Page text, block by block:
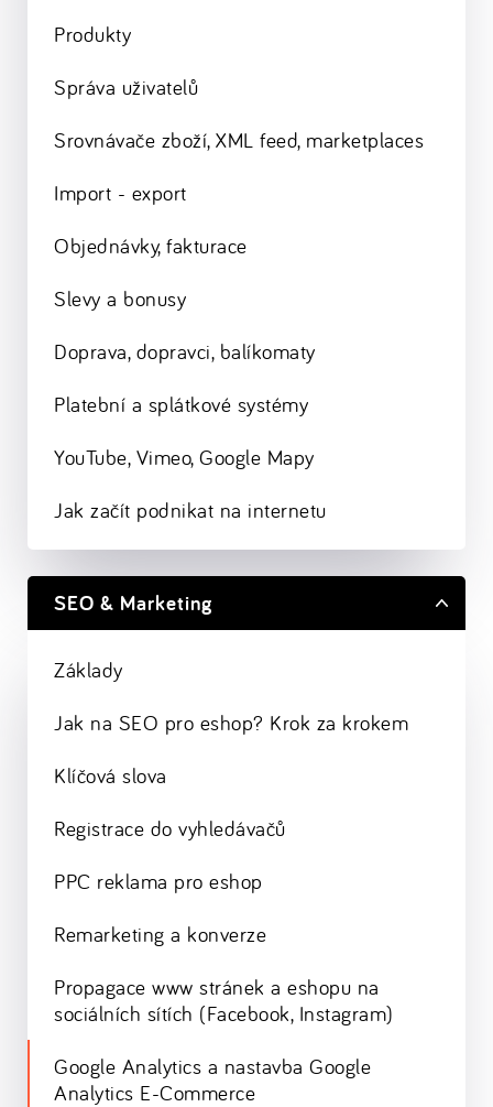
Produkty
Správa uživatelů
Srovnávače zboží, XML feed, marketplaces
Import - export
Objednávky, fakturace
Slevy a bonusy
Doprava, dopravci, balíkomaty
Platební a splátkové systémy
YouTube, Vimeo, Google Mapy
Jak začít podnikat na internetu
SEO & Marketing
Základy
Jak na SEO pro eshop? Krok za krokem
Klíčová slova
Registrace do vyhledávačů
PPC reklama pro eshop
Remarketing a konverze
Propagace www stránek a eshopu na
sociálních sítích (Facebook, Instagram)
Google Analytics a nastavba Google
Analytics E-Commerce